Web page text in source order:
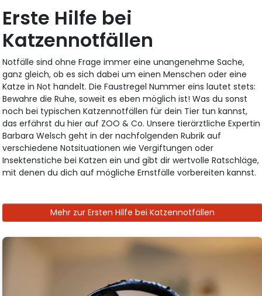
Erste Hilfe bei
Katzennotfällen
Notfälle sind ohne Frage immer eine unangenehme Sache,
ganz gleich, ob es sich dabei um einen Menschen oder eine
Katze in Not handelt. Die Faustregel Nummer eins lautet stets:
Bewahre die Ruhe, soweit es eben möglich ist! Was du sonst
noch bei typischen Katzennotfällen für dein Tier tun kannst,
das erfährst du hier auf ZOO & Co. Unsere tierärztliche Expertin
Barbara Welsch geht in der nachfolgenden Rubrik auf
verschiedene Notsituationen wie Vergiftungen oder
Insektenstiche bei Katzen ein und gibt dir wertvolle Ratschläge,
mit denen du dich auf mögliche Ernstfälle vorbereiten kannst.
Mehr zur Ersten Hilfe bei Katzennotfällen